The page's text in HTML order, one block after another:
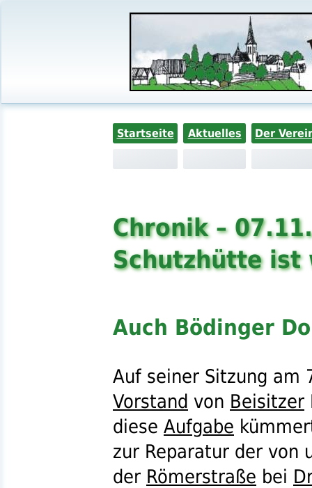
Startseite Aktuelles Der
Chronik –
Schutzhütte
Auch Bödinger
Auf seiner Sitzung am
Vorstand von Beisitzer
diese Aufgabe
zur Reparatur der von
der Römerstraße bei